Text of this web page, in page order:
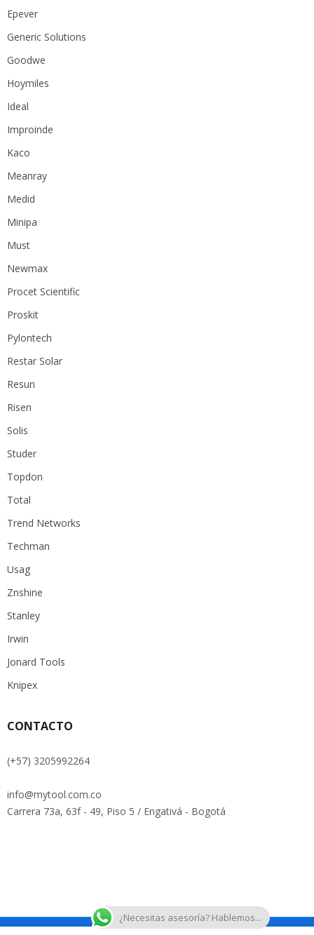
Epever
Generic Solutions
Goodwe
Hoymiles
Ideal
Improinde
Kaco
Meanray
Medid
Minipa
Must
Newmax
Procet Scientific
Proskit
Pylontech
Restar Solar
Resun
Risen
Solis
Studer
Topdon
Total
Trend Networks
Techman
Usag
Znshine
Stanley
Irwin
Jonard Tools
Knipex
CONTACTO
(+57) 3205992264
info@mytool.com.co
Carrera 73a, 63f - 49, Piso 5 / Engativá - Bogotá
¿Necesitas asesoría? Hablemos...